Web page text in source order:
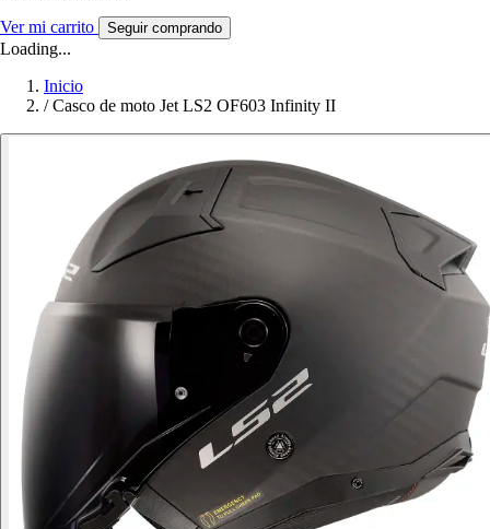
Ver mi carrito Seguir comprando
Loading...
Inicio
/ Casco de moto Jet LS2 OF603 Infinity II